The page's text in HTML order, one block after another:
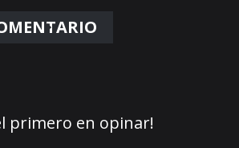
primero en opinar!